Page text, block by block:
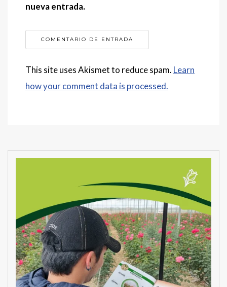
nueva entrada.
This site uses Akismet to reduce spam. Learn
how your comment data is processed.